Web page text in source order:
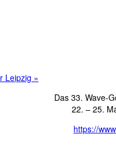
Leipzig »
Das 33. Wave-
22. – 25.
https://